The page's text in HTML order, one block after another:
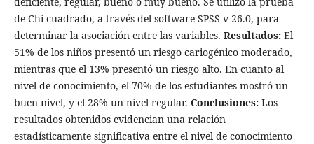
de Chi cuadrado, a través del software SPSS v 26.0, para
determinar la asociación entre las variables. Resultados:El
51% de los niños presentó un riesgo cariogénico moderado,
mientras que el 13% presentó un riesgo alto. En cuanto al
nivel de conocimiento, el 70% de los estudiantes mostró un
buen nivel, y el 28% un nivel regular. Conclusiones:Los
resultados obtenidos evidencian una relación
estadísticamente significativa entre el nivel de conocimiento